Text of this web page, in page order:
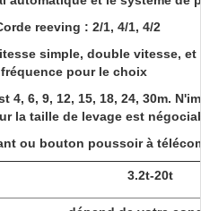
reeving : 2/1, 4/1, 4/2
simple, double vitesse,
fréquence pour le choix
4, 6, 9, 12, 15, 18, 24, 30m.
la taille de levage est
ou bouton poussoir à
3.2t-20t